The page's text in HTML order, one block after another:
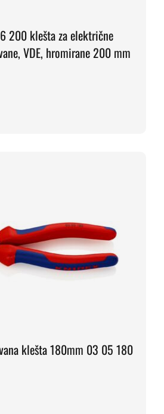
200 klešta za električne
VDE, hromirane 200 mm
klešta 180mm 03 05 180